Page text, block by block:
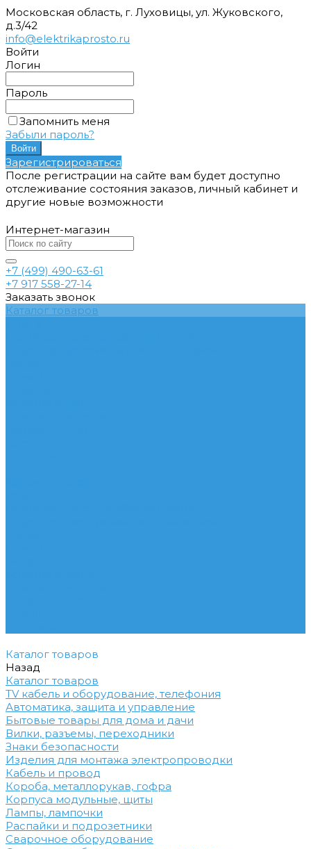
Московская область, г. Луховицы, ул. Жуковского,
д.3/42
info@elektrikaprosto.ru
Войти
Логин
Пароль
Запомнить меня
Забыли пароль?
Зарегистрироваться
После регистрации на сайте вам будет доступно
отслеживание состояния заказов, личный кабинет и
другие новые возможности
Интернет-магазин
+7 (499) 490-63-61
+7 917 558-27-14
Заказать звонок
Каталог товаров
Каталог товаров
Назад
Каталог товаров
TV кабель и оборудование, телефония
Автоматика, защита и управление
Бытовые товары для дома и дачи
Вилки, разъемы, переходники
Знаки безопасности
Изделия для монтажа электропроводки
Кабель и провод
Короба, металлорукав, гофра
Корпуса модульные, щиты
Лампы, лампочки
Распайки и подрозетники
Сварочное оборудование